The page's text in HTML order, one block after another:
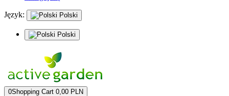
Język: Polski
Polski
0Shopping Cart 0,00 PLN